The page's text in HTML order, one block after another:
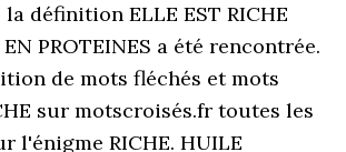
définition ELLE EST RICHE
PROTEINES a été rencontrée.
de mots fléchés et mots
sur motscroisés.fr toutes les
l'énigme RICHE. HUILE